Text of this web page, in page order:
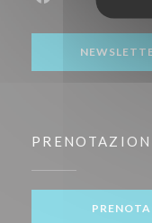
Facebook
PRENOTA